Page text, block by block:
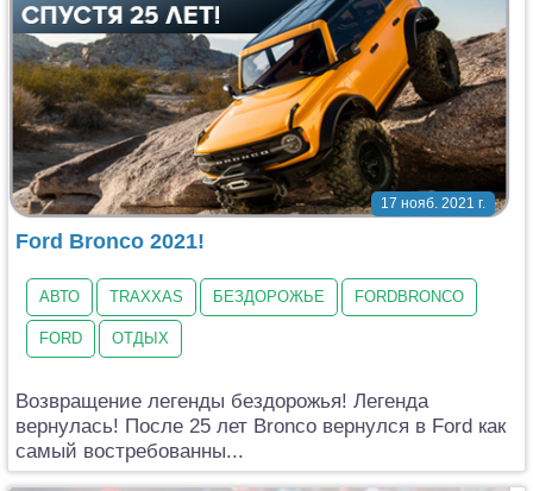
17 нояб. 2021 г.
Ford Bronco 2021!
АВТО TRAXXAS БЕЗДОРОЖЬЕ FORDBRONCO
FORD ОТДЫХ
Возвращение легенды бездорожья! Легенда
вернулась! После 25 лет Bronco вернулся в Ford как
самый востребованны...